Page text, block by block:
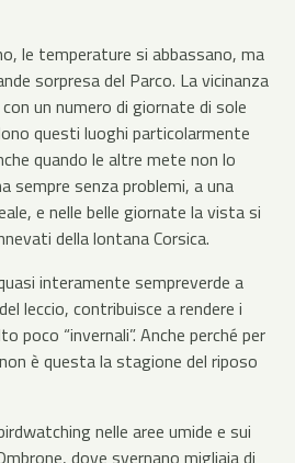
le temperature si abbassano, ma
sorpresa del Parco. La vicinanza
un numero di giornate di sole
questi luoghi particolarmente
quando le altre mete non lo
sempre senza problemi, a una
e nelle belle giornate la vista si
della lontana Corsica.
interamente sempreverde a
leccio, contribuisce a rendere i
poco “invernali”. Anche perché per
è questa la stagione del riposo
nelle aree umide e sui
dove svernano migliaia di